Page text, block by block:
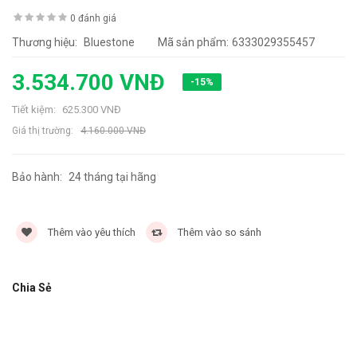
0 đánh giá
Thương hiệu: Bluestone Mã sản phẩm: 6333029355457
3.534.700 VNĐ -15%
Tiết kiệm: 625.300 VNĐ
Giá thị trường: 4.160.000 VNĐ
Bảo hành: 24 tháng tại hãng
Thêm vào yêu thích Thêm vào so sánh
Chia Sẻ